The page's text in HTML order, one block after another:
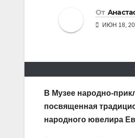
От
ИЮН 18,
В Музее народно-
посвященная
народного ювелира